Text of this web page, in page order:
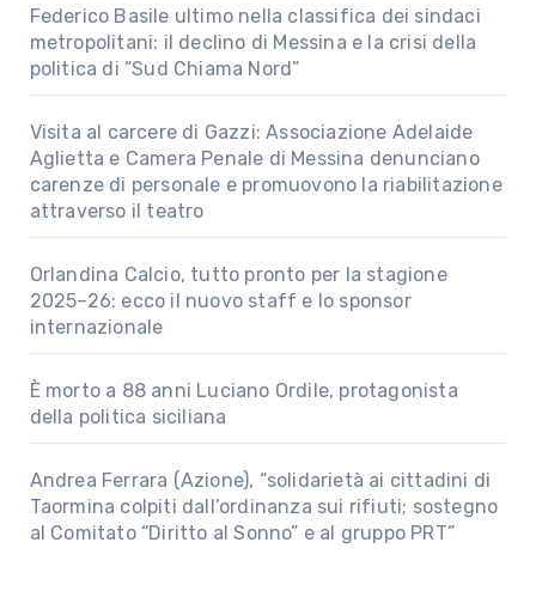
Federico Basile ultimo nella classifica dei sindaci
metropolitani: il declino di Messina e la crisi della
politica di “Sud Chiama Nord”
Visita al carcere di Gazzi: Associazione Adelaide
Aglietta e Camera Penale di Messina denunciano
carenze di personale e promuovono la riabilitazione
attraverso il teatro
Orlandina Calcio, tutto pronto per la stagione
2025–26: ecco il nuovo staff e lo sponsor
internazionale
È morto a 88 anni Luciano Ordile, protagonista
della politica siciliana
Andrea Ferrara (Azione), “solidarietà ai cittadini di
Taormina colpiti dall’ordinanza sui rifiuti; sostegno
al Comitato “Diritto al Sonno” e al gruppo PRT”